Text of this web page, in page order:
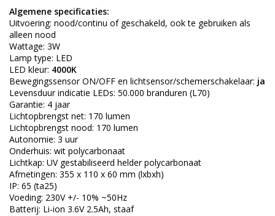
Algemene specificaties:
Uitvoering: nood/continu of geschakeld, ook te gebruiken als
alleen nood
Wattage: 3W
Lamp type: LED
LED kleur: 4000K
Bewegingssensor ON/OFF en lichtsensor/schemerschakelaar: ja
Levensduur indicatie LEDs: 50.000 branduren (L70)
Garantie: 4 jaar
Lichtopbrengst net: 170 lumen
Lichtopbrengst nood: 170 lumen
Autonomie: 3 uur
Onderhuis: wit polycarbonaat
Lichtkap: UV gestabiliseerd helder polycarbonaat
Afmetingen: 355 x 110 x 60 mm (lxbxh)
IP: 65 (ta25)
Voeding: 230V +/- 10% ~50Hz
Batterij: Li-ion 3.6V 2.5Ah, staaf